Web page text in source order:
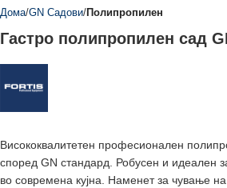
Дома GN Садови Полипропилен
Гастро полипропилен сад
Висококвалитетен професионален
според GN стандард. Робусен и идеален
во современа кујна. Наменет за чување